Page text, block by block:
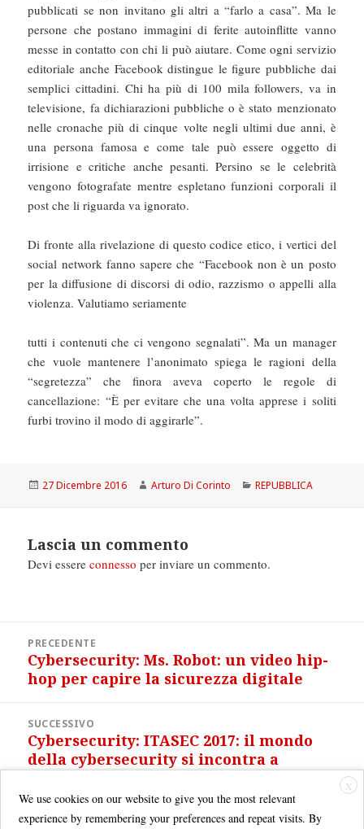
pubblicati se non invitano gli altri a “farlo a casa”. Ma le
persone che postano immagini di ferite autoinflitte vanno
messe in contatto con chi li può aiutare. Come ogni servizio
editoriale anche Facebook distingue le figure pubbliche dai
semplici cittadini. Chi ha più di 100 mila followers, va in
televisione, fa dichiarazioni pubbliche o è stato menzionato
nelle cronache più di cinque volte negli ultimi due anni, è
una persona famosa e come tale può essere oggetto di
irrisione e critiche anche pesanti. Persino se le celebrità
vengono fotografate mentre espletano funzioni corporali il
post che li riguarda va ignorato.
Di fronte alla rivelazione di questo codice etico, i vertici del
social network fanno sapere che “Facebook non è un posto
per la diffusione di discorsi di odio, razzismo o appelli alla
violenza. Valutiamo seriamente
tutti i contenuti che ci vengono segnalati”. Ma un manager
che vuole mantenere l’anonimato spiega le ragioni della
“segretezza” che finora aveva coperto le regole di
cancellazione: “È per evitare che una volta apprese i soliti
furbi trovino il modo di aggirarle”.
Scritto
27 Dicembre 2016 Autore
Arturo Di Corinto Categorie
REPUBBLICA
Lascia un commento
Devi essereconnesso per inviare un commento.
articoliPRECEDENTE
Articolo
precedente:
Cybersecurity: Ms. Robot: un video hip-
hop per capire la sicurezza digitale
SUCCESSIVO
Articolo
successivo:
Cybersecurity: ITASEC 2017: il mondo
della cybersecurity si incontra a
X
We use cookies on our website to give you the most relevant
experience by remembering your preferences and repeat visits. By